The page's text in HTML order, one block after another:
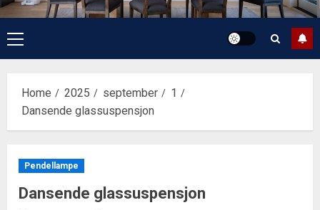
Primary
Menu
Home 2025 september
1
Dansende glassuspensjon
Pendellampe
Dansende glassuspensjon